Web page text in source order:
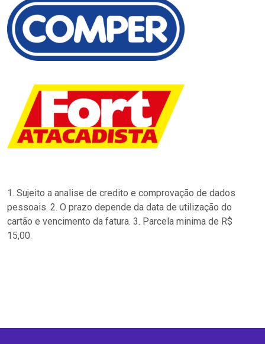
1. Sujeito a analise de credito e comprovação de dados
pessoais. 2. O prazo depende da data de utilização do
cartão e vencimento da fatura. 3. Parcela minima de R$
15,00.